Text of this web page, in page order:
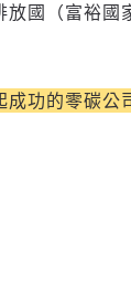
國（富裕
成功的零碳公